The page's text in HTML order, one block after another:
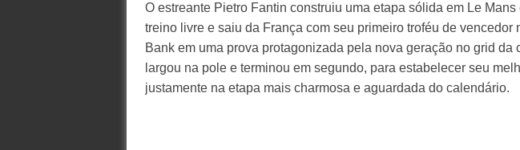
O estreante Pietro Fantin construiu uma etapa sólida em Le
treino livre e saiu da França com seu primeiro troféu de vencedor
Bank em uma prova protagonizada pela nova geração no grid da
largou na pole e terminou em segundo, para estabelecer seu
justamente na etapa mais charmosa e aguardada do calendário.